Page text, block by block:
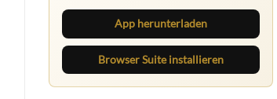
App herunterladen
Browser Suite installieren